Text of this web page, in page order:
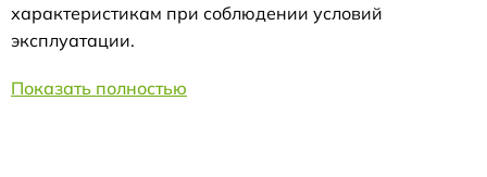
характеристикам при соблюдении условий
эксплуатации.
Показать полностью